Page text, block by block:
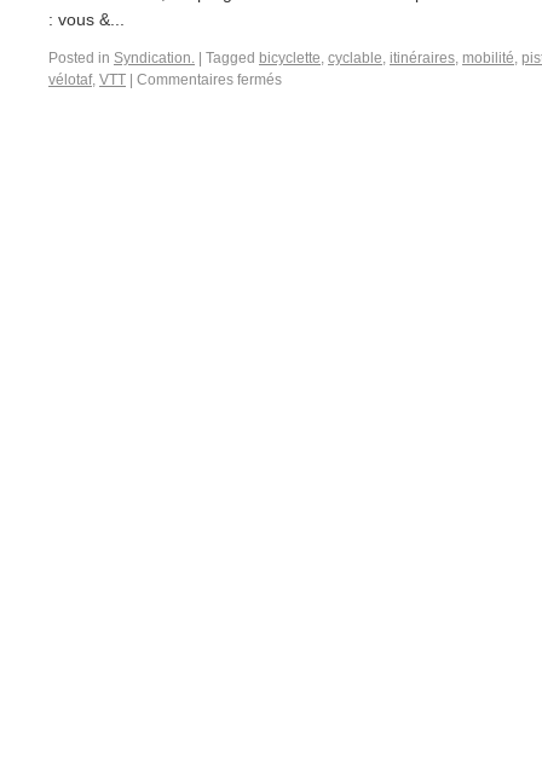
: vous &...
Posted in Syndication. Tagged bicyclette, cyclable, itinéraires, mobilité,
vélotaf, VTT Commentaires fermés